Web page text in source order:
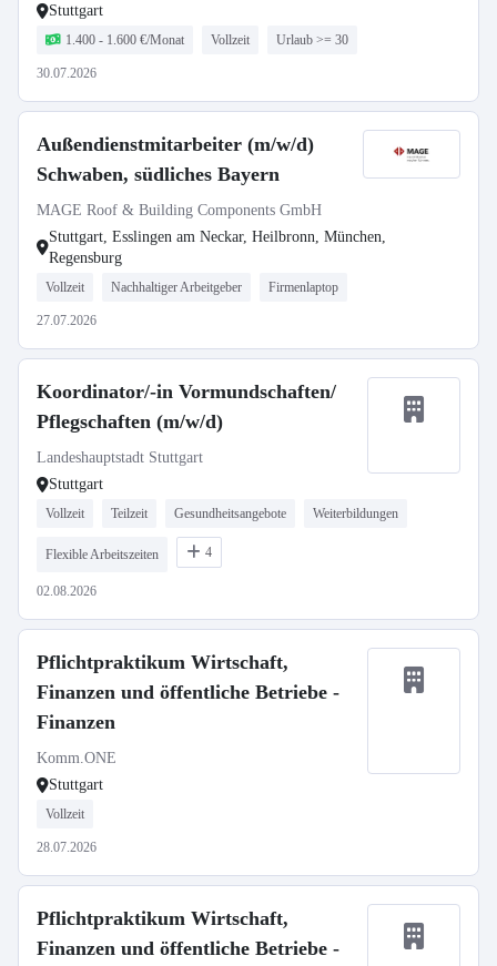
Stuttgart
1.400 - 1.600 €/Monat Vollzeit Urlaub >= 30
30.07.2026
Außendienstmitarbeiter (m/w/d)
Schwaben, südliches Bayern
MAGE Roof & Building Components GmbH
Stuttgart, Esslingen am Neckar, Heilbronn, München,
Regensburg
Vollzeit Nachhaltiger Arbeitgeber Firmenlaptop
27.07.2026
Koordinator/-in Vormundschaften/
Pflegschaften (m/w/d)
Landeshauptstadt Stuttgart
Stuttgart
Vollzeit Teilzeit Gesundheitsangebote Weiterbildungen
Flexible Arbeitszeiten 4
02.08.2026
Pflichtpraktikum Wirtschaft,
Finanzen und öffentliche Betriebe -
Finanzen
Komm.ONE
Stuttgart
Vollzeit
28.07.2026
Pflichtpraktikum Wirtschaft,
Finanzen und öffentliche Betriebe -